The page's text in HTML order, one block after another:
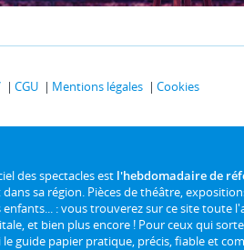
CGU Mentions légales Cookies
des spectacles est l'hebdomadaire de
dans sa région. Pièces de théâtre,
enfants... : vous trouverez sur ce site toute
et bien plus encore ! Pour ceux qui
le guide papier pratique, précis, fiable et